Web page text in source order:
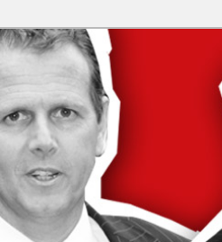
für
in die Welt der Cybersicherheit mit
& schützen Sie sich effektiv.